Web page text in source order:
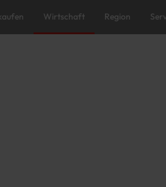
Wirtschaft Region